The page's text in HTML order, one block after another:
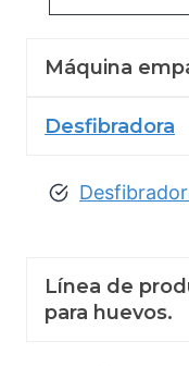
Máquina
Desfibradora
Línea de
para huevos.